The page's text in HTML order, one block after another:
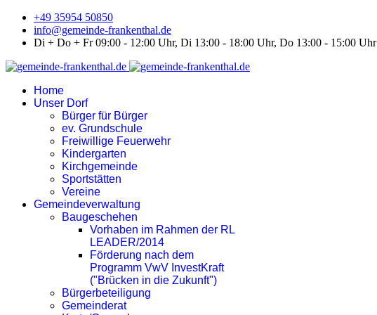
+49 35954 50850
info@gemeinde-frankenthal.de
Di + Do + Fr 09:00 - 12:00 Uhr, Di 13:00 - 18:00 Uhr, Do 13:00 - 15:00 Uhr
Home
Unser Dorf
Bürger für Bürger
ev. Grundschule
Freiwillige Feuerwehr
Kindergarten
Kirchgemeinde
Sportstätten
Vereine
Gemeindeverwaltung
Baugeschehen
Vorhaben im Rahmen der RL
LEADER/2014
Förderung nach dem
Programm VwV InvestKraft
("Brücken in die Zukunft")
Bürgerbeteiligung
Gemeinderat